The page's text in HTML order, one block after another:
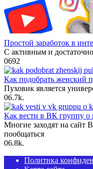
Простой заработок в
С активным и
0692
Как подобрать женский
Пуховик является
06.7k.
Как вести в ВК группу о
Многие заходят на сайт
пообщаться
06.8k.
Политика